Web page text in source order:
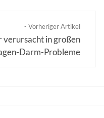
- Vorheriger Artikel
verursacht in großen
Darm-Probleme